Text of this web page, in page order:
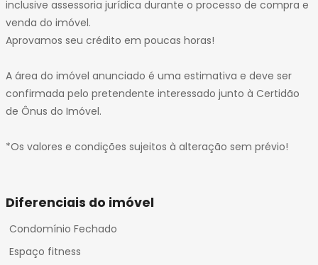
inclusive assessoria jurídica durante o processo de compra e
venda do imóvel.
Aprovamos seu crédito em poucas horas!
A área do imóvel anunciado é uma estimativa e deve ser
confirmada pelo pretendente interessado junto à Certidão
de Ônus do Imóvel.
*Os valores e condições sujeitos à alteração sem prévio!
Diferenciais do imóvel
Condomínio Fechado
Espaço fitness